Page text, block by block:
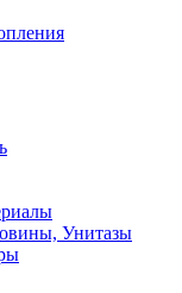
Унитазы